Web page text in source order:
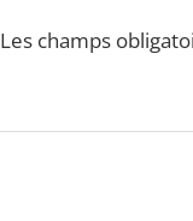
Les champs